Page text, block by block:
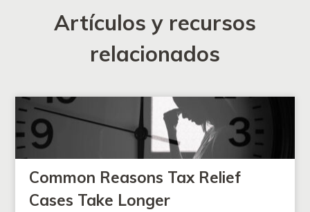
Artículos y recursos
relacionados
Common Reasons Tax Relief
Cases Take Longer